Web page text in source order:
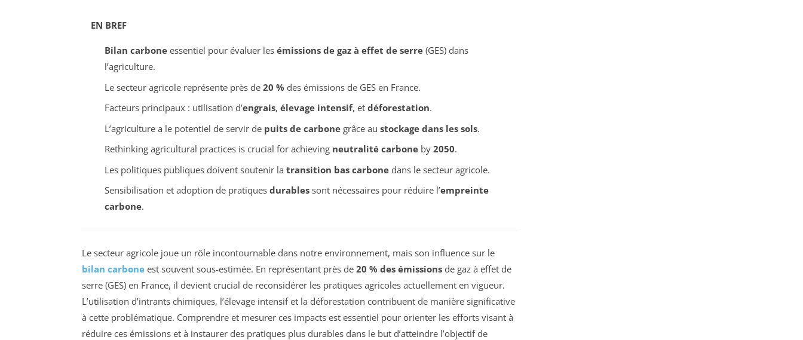
EN BREF
Bilan carboneessentiel pour évaluer les émissions de gaz à effet de serre(GES) dans
l’agriculture.
Le secteur agricole représente près de 20 % des émissions de GES en France.
Facteurs principaux : utilisation d’engrais, élevage intensif, et déforestation.
L’agriculture a le potentiel de servir de puits de carbonegrâce au stockage dans les sols.
Rethinking agricultural practices is crucial for achieving neutralité carboneby 2050.
Les politiques publiques doivent soutenir la transition bas carbonedans le secteur agricole.
Sensibilisation et adoption de pratiques durablessont nécessaires pour réduire l’empreinte
carbone.
Le secteur agricole joue un rôle incontournable dans notre environnement, mais son influence sur le
bilan carbone est souvent sous-estimée. En représentant près de 20 % des émissions de gaz à effet de
serre (GES) en France, il devient crucial de reconsidérer les pratiques agricoles actuellement en vigueur.
L’utilisation d’intrants chimiques, l’élevage intensif et la déforestation contribuent de manière significative
à cette problématique. Comprendre et mesurer ces impacts est essentiel pour orienter les efforts visant à
réduire ces émissions et à instaurer des pratiques plus durables dans le but d’atteindre l’objectif de